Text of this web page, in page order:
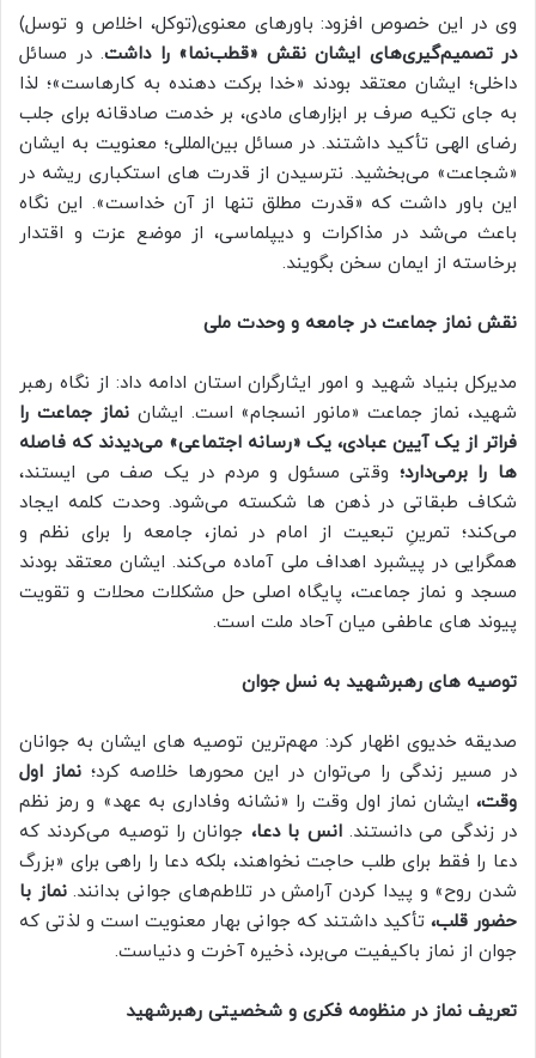
وی در این خصوص افزود: باورهای معنوی(توکل، اخلاص و توسل)
در تصمیم‌گیری‌های ایشان نقش «قطب‌نما» را داشت. در مسائل
داخلی؛ ایشان معتقد بودند «خدا برکت‌ دهنده به کارهاست»؛ لذا
به جای تکیه صرف بر ابزارهای مادی، بر خدمت صادقانه برای جلب
رضای الهی تأکید داشتند. در مسائل بین‌المللی؛ معنویت به ایشان
«شجاعت» می‌بخشید. نترسیدن از قدرت‌ های استکباری ریشه در
این باور داشت که «قدرت مطلق تنها از آن خداست». این نگاه
باعث می‌شد در مذاکرات و دیپلماسی، از موضع عزت و اقتدار
برخاسته از ایمان سخن بگویند.
نقش نماز جماعت در جامعه و وحدت ملی
مدیرکل بنیاد شهید و امور ایثارگران استان ادامه داد: از نگاه رهبر
شهید، نماز جماعت «مانور انسجام» است. ایشاننماز جماعت را
فراتر از یک آیین عبادی، یک «رسانه اجتماعی» می‌دیدند که فاصله‌
ها را برمی‌دارد؛ وقتی مسئول و مردم در یک صف می‌ ایستند،
شکاف طبقاتی در ذهن‌ ها شکسته می‌شود. وحدت کلمه ایجاد
می‌کند؛ تمرینِ تبعیت از امام در نماز، جامعه را برای نظم و
همگرایی در پیشبرد اهداف ملی آماده می‌کند. ایشان معتقد بودند
مسجد و نماز جماعت، پایگاه اصلی حل مشکلات محلات و تقویت
پیوند های عاطفی میان آحاد ملت است.
توصیه‌ های رهبرشهید به نسل جوان
صدیقه خدیوی اظهار کرد: مهم‌ترین توصیه‌ های ایشان به جوانان
در مسیر زندگی را می‌توان در این محورها خلاصه کرد؛ نماز اول
وقت، ایشان نماز اول وقت را «نشانه‌ وفاداری به عهد» و رمز نظم
در زندگی می‌ دانستند.انس با دعا، جوانان را توصیه می‌کردند که
دعا را فقط برای طلب حاجت نخواهند، بلکه دعا را راهی برای «بزرگ
شدن روح» و پیدا کردن آرامش در تلاطم‌های جوانی بدانند.نماز با
حضور قلب، تأکید داشتند که جوانی بهار معنویت است و لذتی که
جوان از نماز با‌کیفیت می‌برد، ذخیره آخرت و دنیاست.
تعریف نماز در منظومه فکری و شخصیتی رهبرشهید